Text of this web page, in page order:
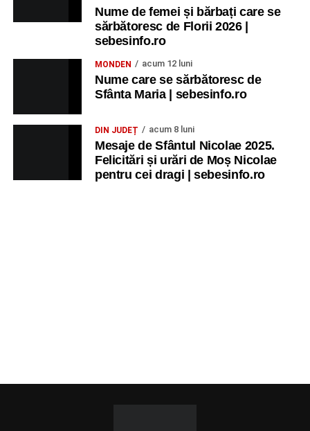
Nume de femei și bărbați care se
sărbătoresc de Florii 2026 |
sebesinfo.ro
MONDEN acum 12 luni
Nume care se sărbătoresc de
Sfânta Maria | sebesinfo.ro
DIN JUDEȚ acum 8 luni
Mesaje de Sfântul Nicolae 2025.
Felicitări și urări de Moș Nicolae
pentru cei dragi | sebesinfo.ro